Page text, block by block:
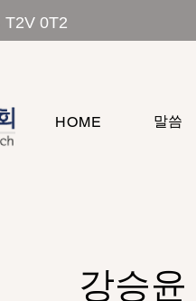
T2V 0T2 금요기
HOME 말씀
강승